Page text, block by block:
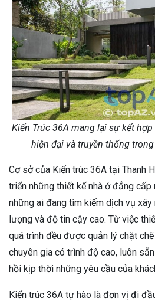
Kiến Trúc 36A mang lại sự kết
hiện đại và truyền thống
Cơ sở của Kiến trúc 36A tại Thanh
triển những thiết kế nhà ở đẳng
những ai đang tìm kiếm dịch vụ
lượng và độ tin cậy cao. Từ việc
quá trình đều được quản lý chặt
chuyên gia có trình độ cao, luôn
hồi kịp thời những yêu cầu của
Kiến trúc 36A tự hào là đơn vị đi